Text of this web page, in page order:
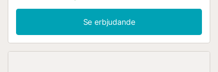
Se erbjudande